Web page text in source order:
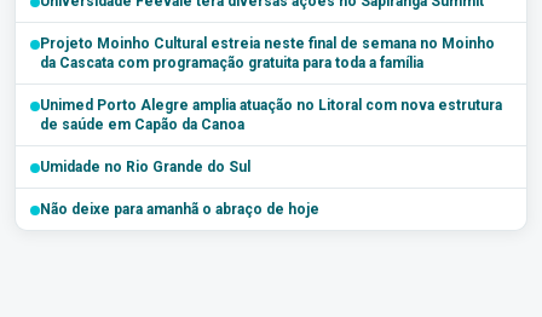
Projeto Moinho Cultural estreia neste final de semana no Moinho
da Cascata com programação gratuita para toda a família
Unimed Porto Alegre amplia atuação no Litoral com nova estrutura
de saúde em Capão da Canoa
Umidade no Rio Grande do Sul
Não deixe para amanhã o abraço de hoje